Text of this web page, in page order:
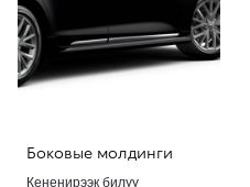
Боковые молдинги
Кененирээк билүү